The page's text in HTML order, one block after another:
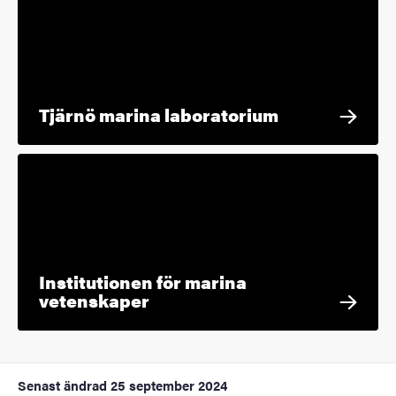
Tjärnö marina laboratorium
Institutionen för marina
vetenskaper
Senast ändrad 25 september 2024